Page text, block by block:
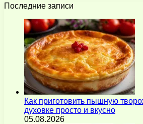
Последние записи
Как приготовить пышную
духовке просто и вкусно
05.08.2026